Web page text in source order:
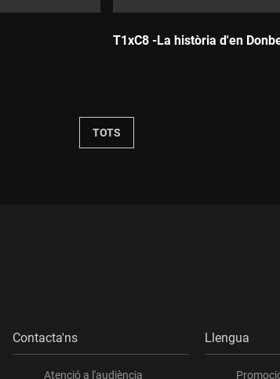
T1xC8 -La història d'en
TOTS
Contacta'ns
Atenció a l'audiència
Llengua